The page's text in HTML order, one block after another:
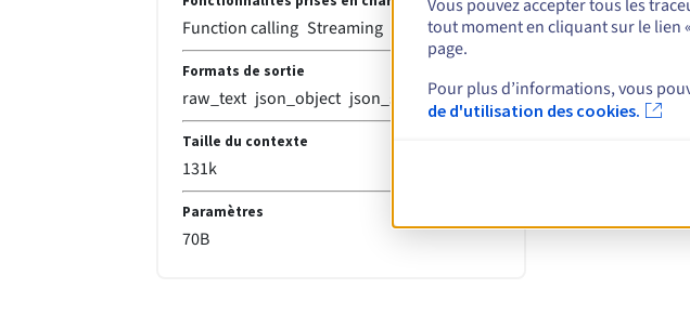
Function calling Streaming
Formats de sortie
raw_text json_object json_schema
Taille du contexte
131k
Paramètres
70B
Vous pouvez accepter tous les
tout moment en cliquant sur le lien
page.
Pour plus d’informations, vous
de d'utilisation des cookies.